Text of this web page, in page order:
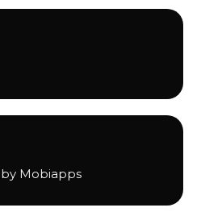
Mobiapps